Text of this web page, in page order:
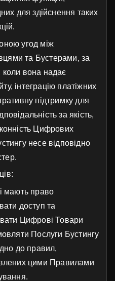
для здійснення таких
угод між
та Бустерами, за
коли вона надає
інтеграцію платіжних
підтримку для
за якість,
Цифрових
несе відповідно
мають право
доступ та
Цифрові Товари
Послуги Бустингу
до правил,
цими Правилами